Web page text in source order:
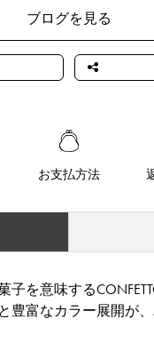
ブログを見る
お支払方法
を意味する
豊富なカラー展開が